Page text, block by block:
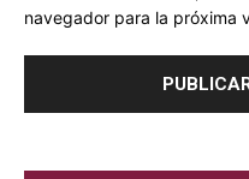
navegador para la próxima